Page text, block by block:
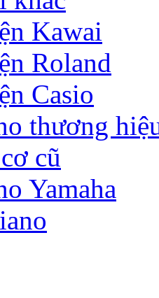
Kawai
Roland
Casio
thương
cũ
Yamaha